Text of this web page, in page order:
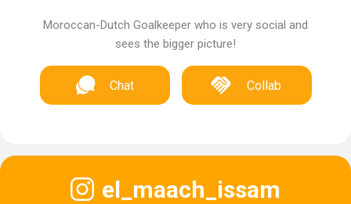
Moroccan-Dutch Goalkeeper who is very social and
sees the bigger picture!
Chat Collab
el_maach_issam